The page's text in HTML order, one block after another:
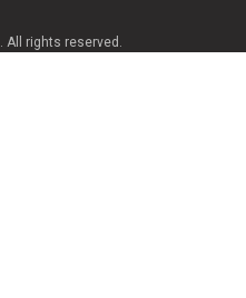
All rights reserved.